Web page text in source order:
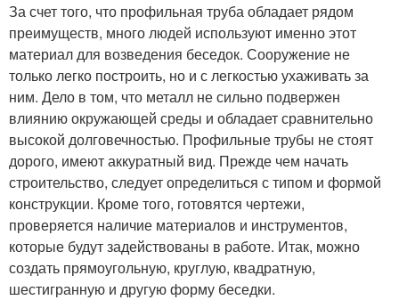
За счет того, что профильная труба обладает рядом
преимуществ, много людей используют именно этот
материал для возведения беседок. Сооружение не
только легко построить, но и с легкостью ухаживать за
ним. Дело в том, что металл не сильно подвержен
влиянию окружающей среды и обладает сравнительно
высокой долговечностью. Профильные трубы не стоят
дорого, имеют аккуратный вид. Прежде чем начать
строительство, следует определиться с типом и формой
конструкции. Кроме того, готовятся чертежи,
проверяется наличие материалов и инструментов,
которые будут задействованы в работе. Итак, можно
создать прямоугольную, круглую, квадратную,
шестигранную и другую форму беседки.